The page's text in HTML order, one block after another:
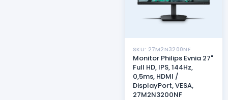
SKU: 27M2N3200NF
Monitor Philips Evnia 27"
Full HD, IPS, 144Hz,
0,5ms, HDMI /
DisplayPort, VESA,
27M2N3200NF